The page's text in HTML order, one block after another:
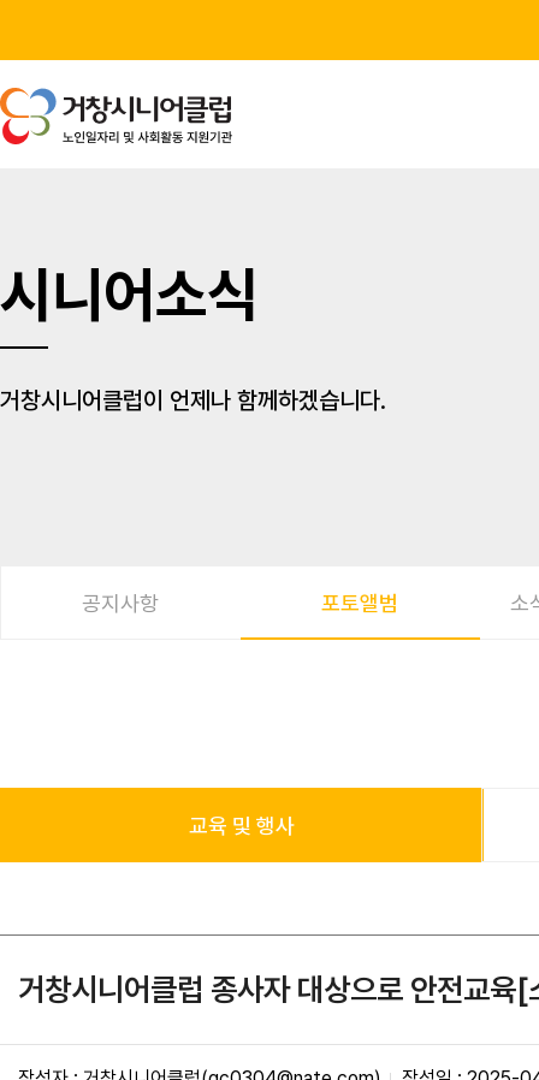
시니어소식
거창시니어클럽이 언제나 함께하겠습니다.
공지사항 포토앨범 소
교육 및 행사
거창시니어클럽 종사자 대상으로 안전교